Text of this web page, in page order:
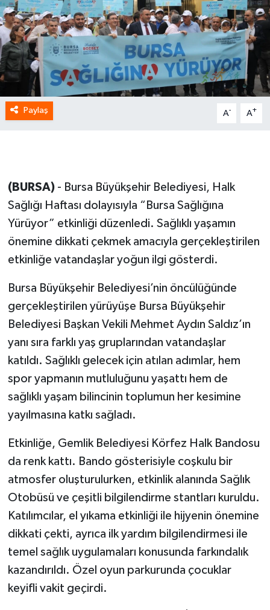
Paylaş A- A+
(BURSA)- Bursa Büyükşehir Belediyesi, Halk
Sağlığı Haftası dolayısıyla “Bursa Sağlığına
Yürüyor” etkinliği düzenledi. Sağlıklı yaşamın
önemine dikkati çekmek amacıyla gerçekleştirilen
etkinliğe vatandaşlar yoğun ilgi gösterdi.
Bursa Büyükşehir Belediyesi’nin öncülüğünde
gerçekleştirilen yürüyüşe Bursa Büyükşehir
Belediyesi Başkan Vekili Mehmet Aydın Saldız’ın
yanı sıra farklı yaş gruplarından vatandaşlar
katıldı. Sağlıklı gelecek için atılan adımlar, hem
spor yapmanın mutluluğunu yaşattı hem de
sağlıklı yaşam bilincinin toplumun her kesimine
yayılmasına katkı sağladı.
Etkinliğe, Gemlik Belediyesi Körfez Halk Bandosu
da renk kattı. Bando gösterisiyle coşkulu bir
atmosfer oluşturulurken, etkinlik alanında Sağlık
Otobüsü ve çeşitli bilgilendirme stantları kuruldu.
Katılımcılar, el yıkama etkinliği ile hijyenin önemine
dikkati çekti, ayrıca ilk yardım bilgilendirmesi ile
temel sağlık uygulamaları konusunda farkındalık
kazandırıldı. Özel oyun parkurunda çocuklar
keyifli vakit geçirdi.